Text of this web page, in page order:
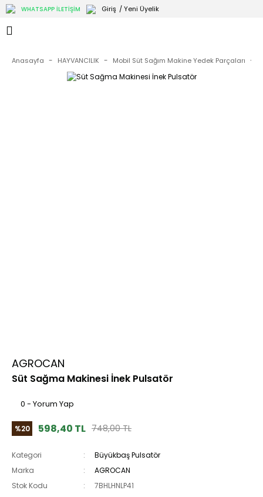
WHATSAPP İLETİŞİM Giriş / Yeni Üyelik
Anasayfa HAYVANCILIK Mobil Süt Sağım Makine Yedek Parçaları
AGROCAN
Süt Sağma Makinesi İnek Pulsatör
0 - Yorum Yap
%20 598,40 TL 748,00 TL
Kategori
Büyükbaş Pulsatör
Marka
AGROCAN
Stok Kodu
7BHLHNLP41